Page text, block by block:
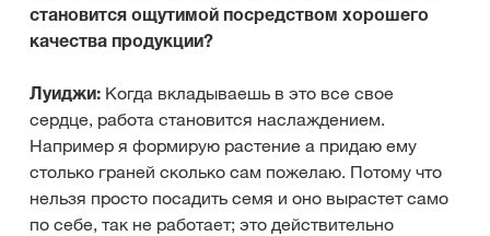
становится ощутимой посредством хорошего
качества продукции?
Луиджи: Когда вкладываешь в это все свое
сердце, работа становится наслаждением.
Например я формирую растение а придаю ему
столько граней сколько сам пожелаю. Потому что
нельзя просто посадить семя и оно вырастет само
по себе, так не работает; это действительно